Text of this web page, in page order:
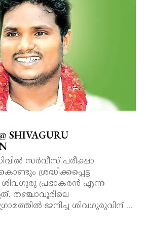
SHIVAGURU
സർവീസ് പരീക്ഷാ
ശ്രദ്ധിക്കപ്പെട്ട
പ്രഭാകരൻ എന്ന
തഞ്ചാവൂരിലെ
ജനിച്ച ശിവഗുരുവിന് ...